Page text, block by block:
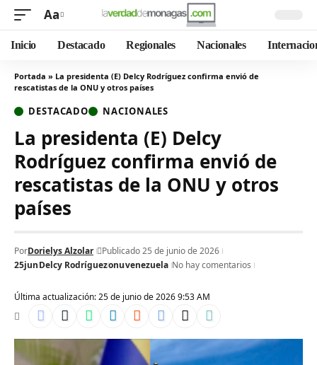
Aa
Inicio Destacado Regionales Nacionales
Portada » La presidenta (E) Delcy Rodríguez confirma envió de
rescatistas de la ONU y otros países
DESTACADO NACIONALES
La presidenta (E) Delcy
Rodríguez confirma envió de
rescatistas de la ONU y otros
países
Última actualización: 25 de junio de 2026 9:53 AM
PorDorielys Alzolar
Publicado 25 de junio de 2026
25junDelcy Rodríguezonuvenezuela No hay comentarios